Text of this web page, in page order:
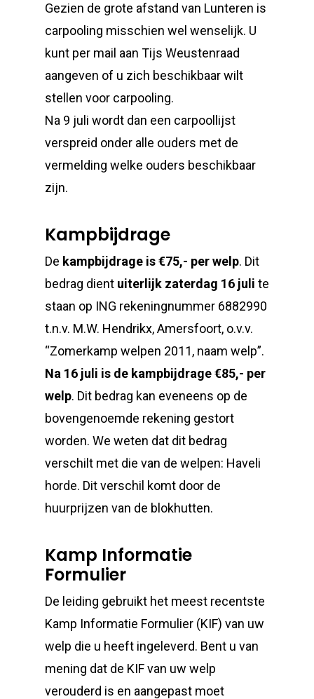
Gezien de grote afstand van Lunteren is
carpooling misschien wel wenselijk. U
kunt per mail aan Tijs Weustenraad
aangeven of u zich beschikbaar wilt
stellen voor carpooling.
Na 9 juli wordt dan een carpoollijst
verspreid onder alle ouders met de
vermelding welke ouders beschikbaar
zijn.
Kampbijdrage
De kampbijdrage is €75,- per welp. Dit
bedrag dient uiterlijk zaterdag 16 juli te
staan op ING rekeningnummer 6882990
t.n.v. M.W. Hendrikx, Amersfoort, o.v.v.
“Zomerkamp welpen 2011, naam welp”.
Na 16 juli is de kampbijdrage €85,- per
welp. Dit bedrag kan eveneens op de
bovengenoemde rekening gestort
worden. We weten dat dit bedrag
verschilt met die van de welpen: Haveli
horde. Dit verschil komt door de
huurprijzen van de blokhutten.
Kamp Informatie
Formulier
De leiding gebruikt het meest recentste
Kamp Informatie Formulier (KIF) van uw
welp die u heeft ingeleverd. Bent u van
mening dat de KIF van uw welp
verouderd is en aangepast moet